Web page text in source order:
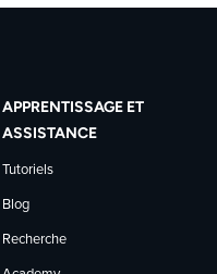
APPRENTISSAGE ET
ASSISTANCE
Tutoriels
Blog
Recherche